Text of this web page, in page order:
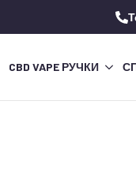
CBD VAPE РУЧКИ